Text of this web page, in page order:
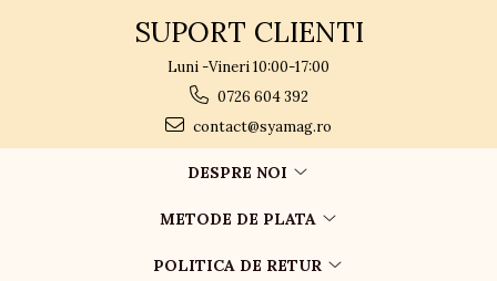
SUPORT CLIENTI
Luni -Vineri 10:00-17:00
0726 604 392
contact@syamag.ro
DESPRE NOI
METODE DE PLATA
POLITICA DE RETUR